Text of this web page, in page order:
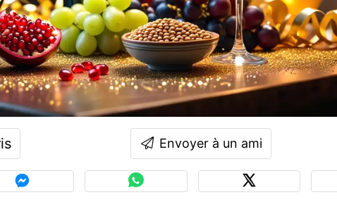
Envoyer à un ami